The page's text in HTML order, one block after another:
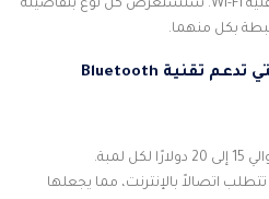
تقنية Bluetooth وتلك التي تدعم تقنية Wi-Fi. سنستعرض كل نوع بتفاصيله
بكل منهما.
لمبة.
اتصالاً بالإنترنت، مما يجعلها